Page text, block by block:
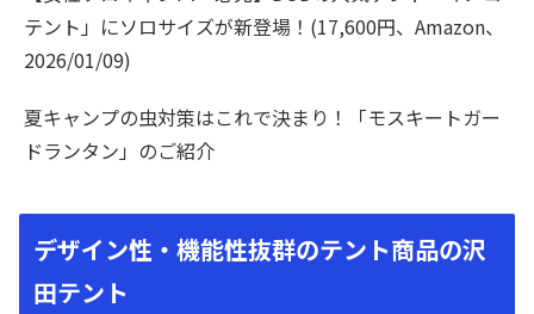
テント」にソロサイズが新登場！(17,600円、Amazon、
2026/01/09)
夏キャンプの虫対策はこれで決まり！「モスキートガー
ドランタン」のご紹介
デザイン性・機能性抜群のテント商品の沢
田テント